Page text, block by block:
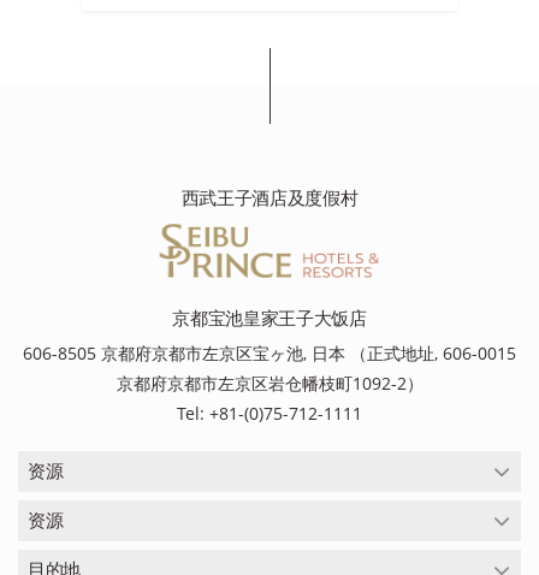
西武王子酒店及度假村
京都宝池皇家王子大饭店
606-8505 京都府京都市左京区宝ヶ池, 日本 （正式地址, 606-0015
京都府京都市左京区岩仓幡枝町1092-2）
Tel: +81-(0)75-712-1111
资源
资源
目的地